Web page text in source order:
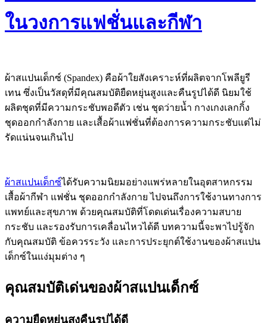
ในวงการแฟชั่นและกีฬา
ผ้าสแปนเด็กซ์ (Spandex) คือผ้าใยสังเคราะห์ที่ผลิตจากโพลียูรี
เทน ซึ่งเป็นวัสดุที่มีคุณสมบัติยืดหยุ่นสูงและคืนรูปได้ดี นิยมใช้
ผลิตชุดที่มีความกระชับพอดีตัว เช่น ชุดว่ายน้ำ กางเกงเลกกิ้ง
ชุดออกกำลังกาย และเสื้อผ้าแฟชั่นที่ต้องการความกระชับแต่ไม่
รัดแน่นจนเกินไป
ผ้าสแปนเด็กซ์ได้รับความนิยมอย่างแพร่หลายในอุตสาหกรรม
เสื้อผ้ากีฬา แฟชั่น ชุดออกกำลังกาย ไปจนถึงการใช้งานทางการ
แพทย์และสุขภาพ ด้วยคุณสมบัติที่โดดเด่นเรื่องความสบาย
กระชับ และรองรับการเคลื่อนไหวได้ดี บทความนี้จะพาไปรู้จัก
กับคุณสมบัติ ข้อควรระวัง และการประยุกต์ใช้งานของผ้าสแปน
เด็กซ์ในแง่มุมต่าง ๆ
คุณสมบัติเด่นของผ้าสแปนเด็กซ์
ความยืดหยุ่นสูงคืนรูปได้ดี